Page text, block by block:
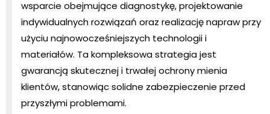
wsparcie obejmujące diagnostykę, projektowanie
indywidualnych rozwiązań oraz realizację napraw przy
użyciu najnowocześniejszych technologii i
materiałów. Ta kompleksowa strategia jest
gwarancją skutecznej i trwałej ochrony mienia
klientów, stanowiąc solidne zabezpieczenie przed
przyszłymi problemami.